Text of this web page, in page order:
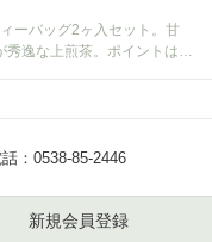
・送料込み】
ーバッグ2ヶ入セット。甘
逸な上煎茶。ポイントは空
： 0538-85-2446
新規会員登録